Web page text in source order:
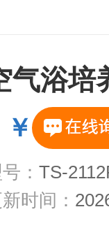
气浴培
￥
： TS-
时间：